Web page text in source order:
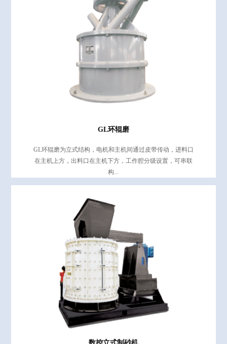
GL环辊磨
GL环辊磨为立式结构，电机和主机间通过皮带传动，进料口
在主机上方，出料口在主机下方，工作腔分级设置，可串联
构...